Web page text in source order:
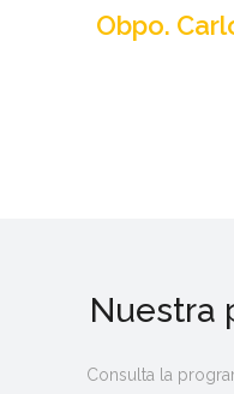
Obpo.
Nuestra
Consulta la